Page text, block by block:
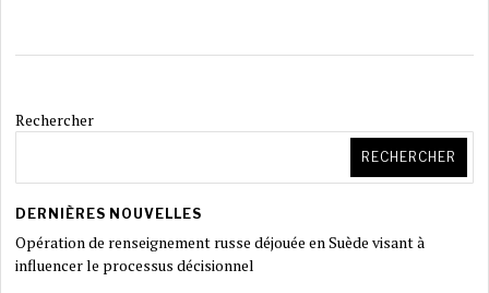
Rechercher
RECHERCHER
DERNIÈRES NOUVELLES
Opération de renseignement russe déjouée en Suède visant à
influencer le processus décisionnel